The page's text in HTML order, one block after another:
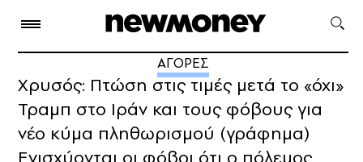
ΑΓΟΡΕΣ
Χρυσός: Πτώση στις τιμές μετά το «όχι»
Τραμπ στο Ιράν και τους φόβους για
νέο κύμα πληθωρισμού (γράφημα)